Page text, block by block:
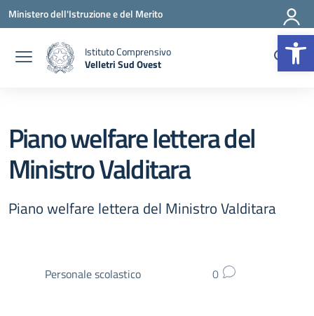
Vai ai contenuti
Vai al menu di navigazione
Vai al footer
Ministero dell'Istruzione e del Merito
Istituto Comprensivo
Velletri Sud Ovest
Piano welfare lettera del
Ministro Valditara
Piano welfare lettera del Ministro Valditara
Personale scolastico 0